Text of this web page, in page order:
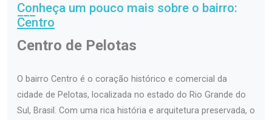
Conheça um pouco mais sobre o bairro:
Centro
Centro de Pelotas
O bairro Centro é o coração histórico e comercial da
cidade de Pelotas, localizada no estado do Rio Grande do
Sul, Brasil. Com uma rica história e arquitetura preservada, o